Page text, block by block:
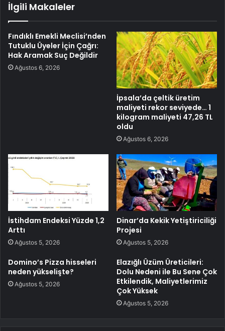
İlgili Makaleler
Fındıklı Emekli Meclisi’nden
Tutuklu Üyeler İçin Çağrı:
Hak Aramak Suç Değildir
Ağustos 6, 2026
İpsala’da çeltik üretim
maliyeti rekor seviyede… 1
kilogram maliyeti 47,26 TL
oldu
Ağustos 6, 2026
İstihdam Endeksi Yüzde 1,2
Arttı
Ağustos 5, 2026
Dinar’da Kekik Yetiştiriciliği
Projesi
Ağustos 5, 2026
Domino’s Pizza hisseleri
neden yükselişte?
Ağustos 5, 2026
Elazığlı Üzüm Üreticileri:
Dolu Nedeni ile Bu Sene Çok
Etkilendik, Maliyetlerimiz
Çok Yüksek
Ağustos 5, 2026